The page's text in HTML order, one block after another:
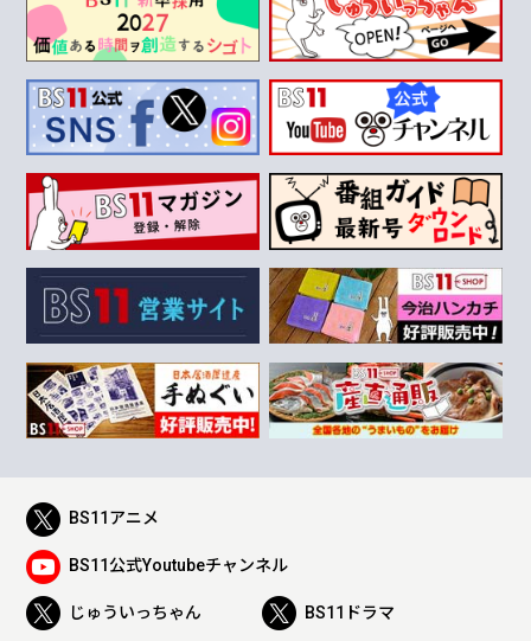
BS11アニメ
BS11公式Youtubeチャンネル
じゅういっちゃん BS11ドラマ